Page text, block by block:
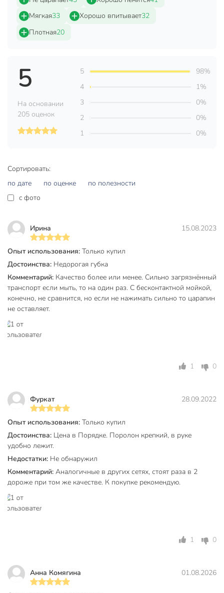
Артикул производителя
A80918S
Модель
Мягкая33 Хорошо впитывает32
Плотная20
Сортировать:
по дате
по оценке
по полезности
c фото
Ирина 15.08.2023
Опыт использования: Только купил
Достоинства: Недорогая губка
Комментарий: Качество более или менее. Сильно загрязнённый
транспорт если мыть, то на один раз. С бесконтактной мойкой,
конечно, не сравнится, но если не нажимать сильно то царапин
не оставляет.
1 0
Фуркат 28.09.2022
Опыт использования: Только купил
Достоинства: Цена в Порядке. Поролон крепкий, в руке
удобно лежит.
Недостатки: Не обнаружил
Комментарий: Аналогичные в других сетях, стоят раза в 2
дороже при том же качестве. К покупке рекомендую.
1 0
Анна Комягина 01.08.2026
5
На основании
205 оценок
5
98%
4
1%
3
0%
2
0%
1
0%